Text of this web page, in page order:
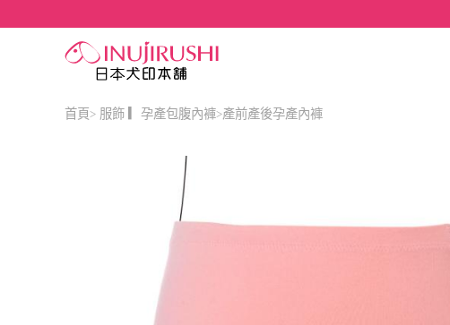
首頁> 服飾 ▎孕產包腹內褲>產前產後孕產內褲